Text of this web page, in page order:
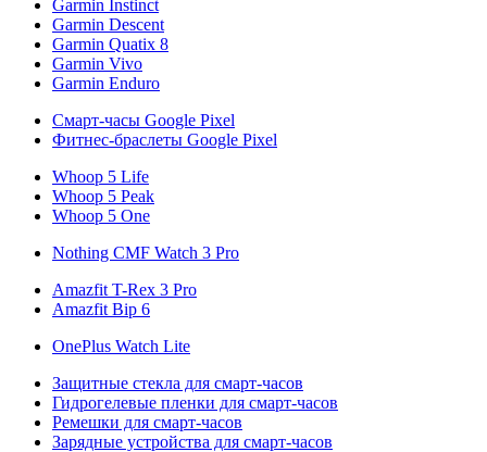
Garmin Instinct
Garmin Descent
Garmin Quatix 8
Garmin Vivo
Garmin Enduro
Смарт-часы Google Pixel
Фитнес-браслеты Google Pixel
Whoop 5 Life
Whoop 5 Peak
Whoop 5 One
Nothing CMF Watch 3 Pro
Amazfit T-Rex 3 Pro
Amazfit Bip 6
OnePlus Watch Lite
Защитные стекла для смарт-часов
Гидрогелевые пленки для смарт-часов
Ремешки для смарт-часов
Зарядные устройства для смарт-часов